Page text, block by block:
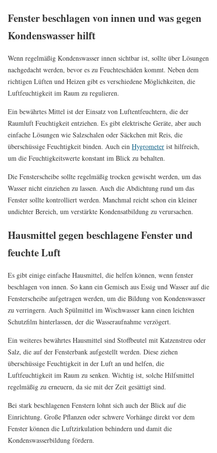
Fenster beschlagen von innen und was gegen
Kondenswasser hilft
Wenn regelmäßig Kondenswasser innen sichtbar ist, sollte über Lösungen
nachgedacht werden, bevor es zu Feuchteschäden kommt. Neben dem
richtigen Lüften und Heizen gibt es verschiedene Möglichkeiten, die
Luftfeuchtigkeit im Raum zu regulieren.
Ein bewährtes Mittel ist der Einsatz von Luftentfeuchtern, die der
Raumluft Feuchtigkeit entziehen. Es gibt elektrische Geräte, aber auch
einfache Lösungen wie Salzschalen oder Säckchen mit Reis, die
überschüssige Feuchtigkeit binden. Auch ein Hygrometer ist hilfreich,
um die Feuchtigkeitswerte konstant im Blick zu behalten.
Die Fensterscheibe sollte regelmäßig trocken gewischt werden, um das
Wasser nicht einziehen zu lassen. Auch die Abdichtung rund um das
Fenster sollte kontrolliert werden. Manchmal reicht schon ein kleiner
undichter Bereich, um verstärkte Kondensatbildung zu verursachen.
Hausmittel gegen beschlagene Fenster und
feuchte Luft
Es gibt einige einfache Hausmittel, die helfen können, wenn fenster
beschlagen von innen. So kann ein Gemisch aus Essig und Wasser auf die
Fensterscheibe aufgetragen werden, um die Bildung von Kondenswasser
zu verringern. Auch Spülmittel im Wischwasser kann einen leichten
Schutzfilm hinterlassen, der die Wasseraufnahme verzögert.
Ein weiteres bewährtes Hausmittel sind Stoffbeutel mit Katzenstreu oder
Salz, die auf der Fensterbank aufgestellt werden. Diese ziehen
überschüssige Feuchtigkeit in der Luft an und helfen, die
Luftfeuchtigkeit im Raum zu senken. Wichtig ist, solche Hilfsmittel
regelmäßig zu erneuern, da sie mit der Zeit gesättigt sind.
Bei stark beschlagenen Fenstern lohnt sich auch der Blick auf die
Einrichtung. Große Pflanzen oder schwere Vorhänge direkt vor dem
Fenster können die Luftzirkulation behindern und damit die
Kondenswasserbildung fördern.